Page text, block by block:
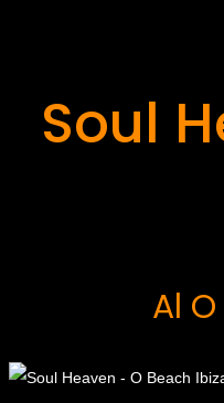
Soul
Al